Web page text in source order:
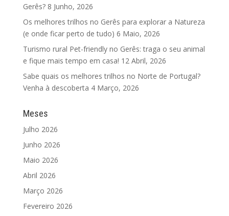
Gerês? 8 Junho, 2026
Os melhores trilhos no Gerês para explorar a Natureza
(e onde ficar perto de tudo) 6 Maio, 2026
Turismo rural Pet-friendly no Gerês: traga o seu animal
e fique mais tempo em casa! 12 Abril, 2026
Sabe quais os melhores trilhos no Norte de Portugal?
Venha à descoberta 4 Março, 2026
Meses
Julho 2026
Junho 2026
Maio 2026
Abril 2026
Março 2026
Fevereiro 2026